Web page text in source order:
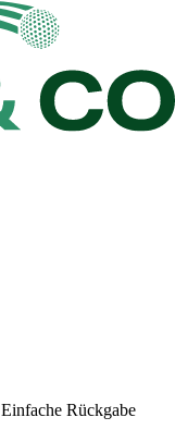
Einfache Rückgabe